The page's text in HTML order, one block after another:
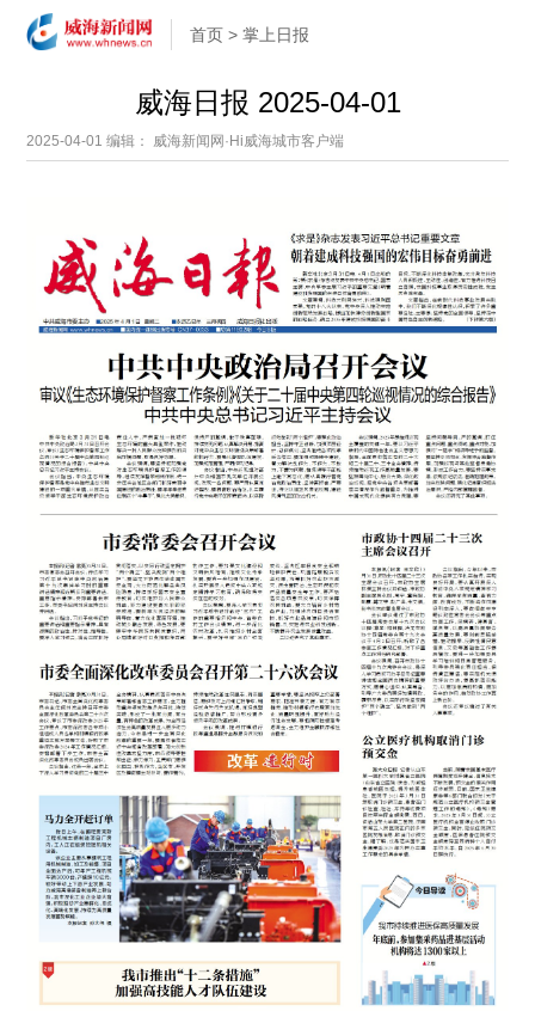
首页 >掌上日报
威海日报 2025-04-01
2025-04-01编辑： 威海新闻网·Hi威海城市客户端